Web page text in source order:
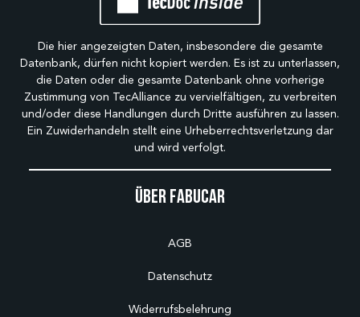
Über Fabucar
AGB
Datenschutz
Widerrufsbelehrung
Die hier angezeigten Daten, insbesondere die gesamte
Datenbank, dürfen nicht kopiert werden. Es ist zu unterlassen,
die Daten oder die gesamte Datenbank ohne vorherige
Zustimmung von TecAlliance zu vervielfältigen, zu verbreiten
und/oder diese Handlungen durch Dritte ausführen zu lassen.
Ein Zuwiderhandeln stellt eine Urheberrechtsverletzung dar
und wird verfolgt.